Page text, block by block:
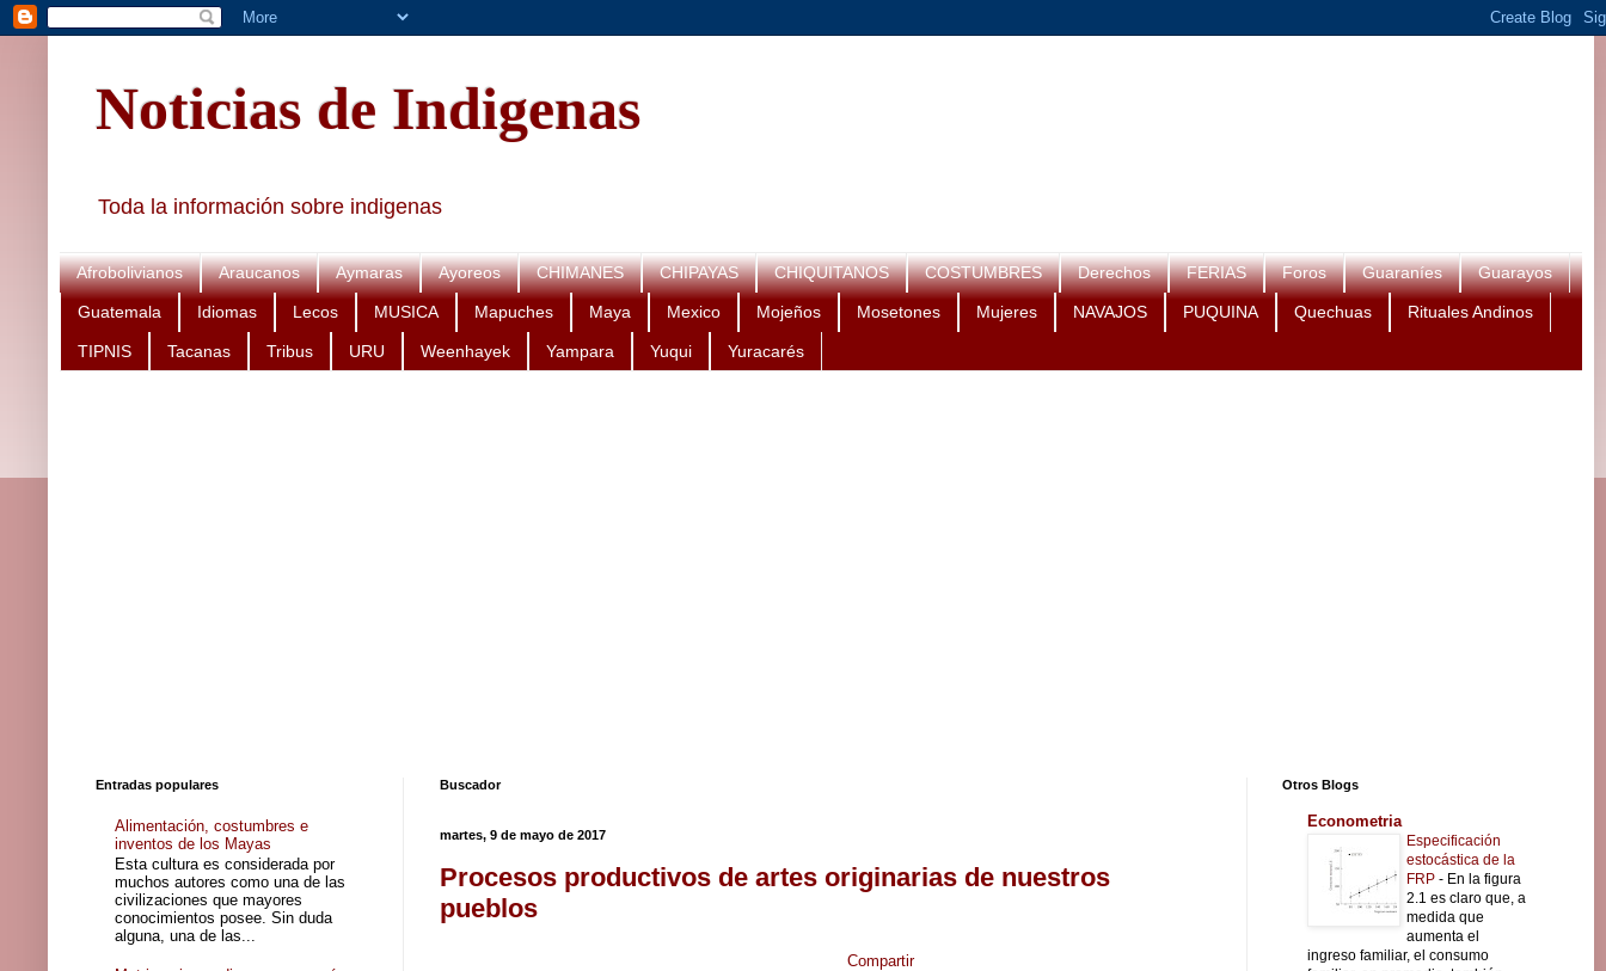
Noticias de Indigenas
Toda la información sobre indigenas
Afrobolivianos Araucanos Aymaras Ayoreos CHIMANES CHIPAYAS CHIQUITANOS COSTUMBRES Derechos FERIAS Foros Guaraníes Guarayos
Guatemala Idiomas Lecos MUSICA Mapuches Maya Mexico Mojeños Mosetones Mujeres NAVAJOS PUQUINA Quechuas Rituales Andinos
TIPNIS Tacanas Tribus URU Weenhayek Yampara Yuqui Yuracarés
Buscador
martes, 9 de mayo de 2017
Procesos productivos de artes originarias de nuestros
pueblos
Compartir
Entradas populares
Alimentación, costumbres e
inventos de los Mayas
Esta cultura es considerada por
muchos autores como una de las
civilizaciones que mayores
conocimientos posee. Sin duda
alguna, una de las...
Otros Blogs
Econometria
Especificación
estocástica de la
FRP - En la figura
2.1 es claro que, a
medida que
aumenta el
ingreso familiar, el consumo